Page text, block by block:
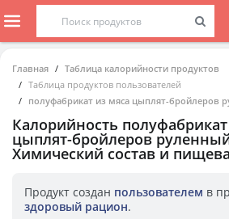
Главная
Таблица калорийности продуктов
Таблица продуктов пользователей
полуфабрикат из мяса цыплят-бройлеров
Калорийность
цыплят-бройлеров
Химический состав и
Продукт создан пользователем в
здоровый рацион.